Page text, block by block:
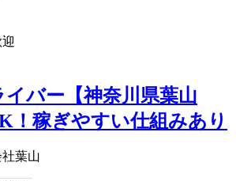
バー【神奈川県葉山
！稼ぎやすい仕組みあり
葉山